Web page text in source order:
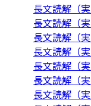
長文読解（
長文読解（
長文読解（
長文読解（
長文読解（
長文読解（
長文読解（